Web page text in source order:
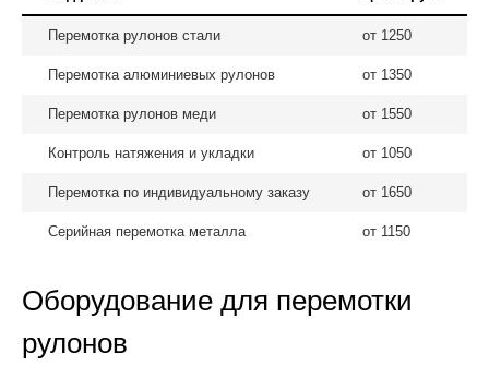
Перемотка рулонов стали от 1250
Перемотка алюминиевых рулонов от 1350
Перемотка рулонов меди от 1550
Контроль натяжения и укладки от 1050
Перемотка по индивидуальному заказу от 1650
Серийная перемотка металла от 1150
Оборудование для перемотки
рулонов